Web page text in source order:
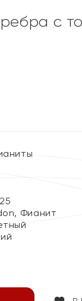
с
Фианит